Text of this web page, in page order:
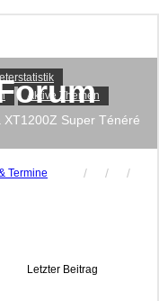
Aktive Themen
Super Ténéré
Termine
Letzter Beitrag